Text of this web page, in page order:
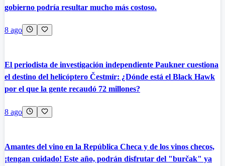
gobierno podría resultar mucho más costoso.
8 ago
El periodista de investigación independiente Paukner cuestiona
el destino del helicóptero Čestmír: ¿Dónde está el Black Hawk
por el que la gente recaudó 72 millones?
8 ago
Amantes del vino en la República Checa y de los vinos checos,
¡tengan cuidado! Este año, podrán disfrutar del "burčak" ya